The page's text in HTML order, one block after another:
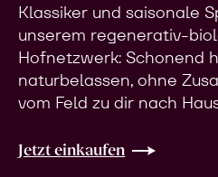
Klassiker und saisonale
unserem regenerativ-
Hofnetzwerk: Schonend
naturbelassen, ohne
vom Feld zu dir nach
Jetzt einkaufen